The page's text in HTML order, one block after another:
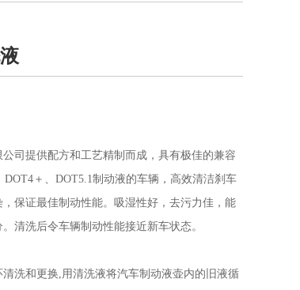
司提供配方和工艺精制而成，具有极佳的兼容
＋、DOT5.1制动液的车辆，高效清洁刹车
保证最佳制动性能。吸湿性好，去污力佳，能
清洗后令车辆制动性能接近新车状态。
洗和更换,用清洗液将汽车制动液壶内的旧液循